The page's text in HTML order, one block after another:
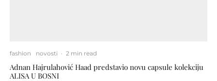
fashion novosti · 2 min read
Adnan Hajrulahović Haad predstavio novu capsule kolekciju
ALISA U BOSNI